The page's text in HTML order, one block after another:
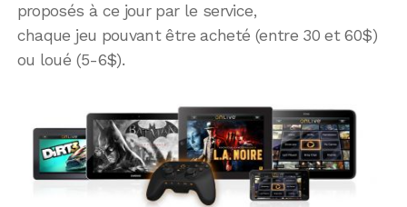
proposés à ce jour par le service,
chaque jeu pouvant être acheté (entre 30 et 60$)
ou loué (5-6$).